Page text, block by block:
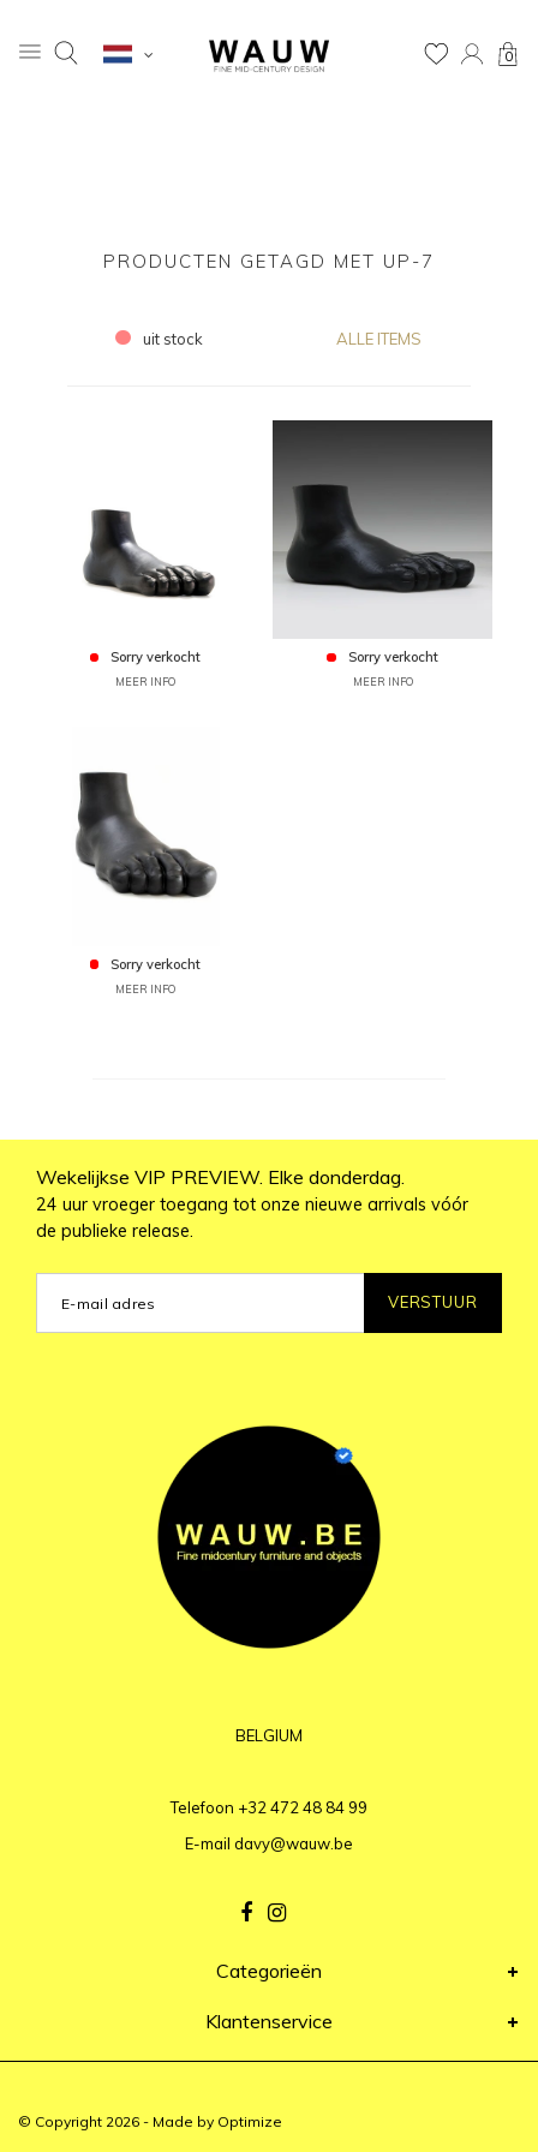
0
PRODUCTEN GETAGD MET UP-7
uit stock ALLE ITEMS
Sorry verkocht
MEER INFO
Sorry verkocht
MEER INFO
Sorry verkocht
MEER INFO
Wekelijkse VIP PREVIEW. Elke donderdag.
24 uur vroeger toegang tot onze nieuwe arrivals vóór
de publieke release.
VERSTUUR
BELGIUM
Telefoon +32 472 48 84 99
E-mail davy@wauw.be
Categorieën
Klantenservice
© Copyright 2026 - Made by Optimize